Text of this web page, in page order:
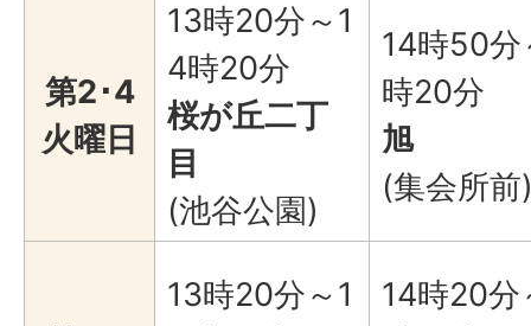
第2･4
火曜日
13時20分～1
4時20分
桜が丘二丁
目
(池谷公園)
14時50分
時20分
旭
(集会所前
13時20分～1
14時20分